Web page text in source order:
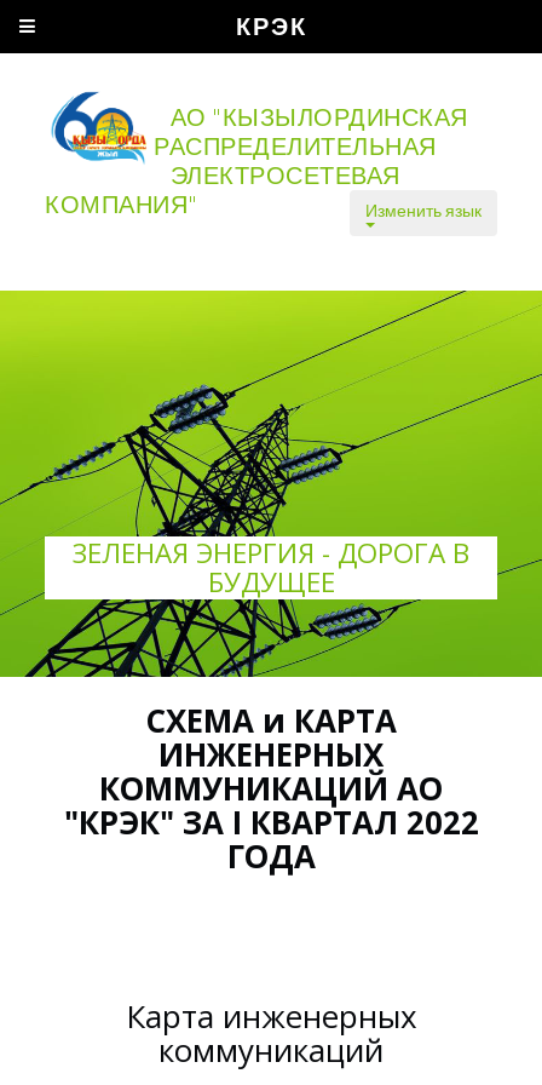
АО "КЫЗЫЛОРДИНСКАЯ
РАСПРЕДЕЛИТЕЛЬНАЯ
ЭЛЕКТРОСЕТЕВАЯ
КОМПАНИЯ"
Изменить язык
ЗЕЛЕНАЯ ЭНЕРГИЯ - ДОРОГА В
БУДУЩЕЕ
СХЕМА и КАРТА
ИНЖЕНЕРНЫХ
КОММУНИКАЦИЙ АО
"КРЭК" ЗА I КВАРТАЛ 2022
ГОДА
Карта инженерных
коммуникаций
КРЭК